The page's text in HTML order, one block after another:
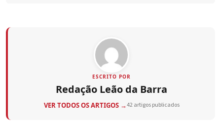
ESCRITO POR
Redação Leão da Barra
VER TODOS OS ARTIGOS →42 artigos publicados